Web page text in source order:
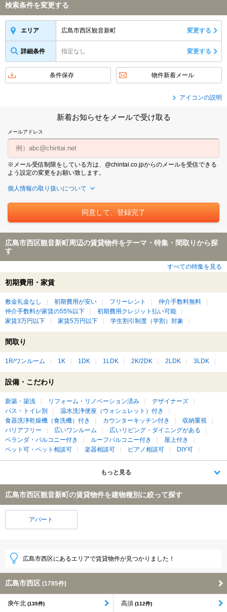
検索条件を変更する
エリア 広島市西区観音新町 変更する
詳細条件 指定なし 変更する
条件保存 物件新着メール
アイコンの説明
新着お知らせをメールで受け取る
メールアドレス
※メール受信制限をしている方は、@chintai.co.jpからのメールを受信できる
よう設定の変更をお願い致します。
個人情報の取り扱いについて
広島市西区観音新町周辺の賃貸物件をテーマ・特集・間取りから探
す
すべての特集を見る
初期費用・家賃
敷金礼金なし 初期費用が安い フリーレント
仲介手数料無料
仲介手数料が家賃の55%以下
初期費用クレジット払い可能
家賃3万円以下
家賃5万円以下 学生割引制度（学割）対象
間取り
1R/ワンルーム 1K 1DK 1LDK 2K/2DK 2LDK 3LDK
設備・こだわり
新築・築浅 リフォーム・リノベーション済み
デザイナーズ
バス・トイレ別
温水洗浄便座（ウォシュレット）付き
食器洗浄乾燥機（食洗機）付き
カウンターキッチン付き
収納重視
バリアフリー
広いワンルーム
広いリビング・ダイニングがある
ベランダ・バルコニー付き
ルーフバルコニー付き
屋上付き
ペット可・ペット相談可
楽器相談可 ピアノ相談可 DIY可
もっと見る
広島市西区観音新町の賃貸物件を建物種別に絞って探す
アパート
広島市西区にあるエリアで賃貸物件が見つかりました！
広島市西区 (1785件)
庚午北 (135件) 高須 (112件)